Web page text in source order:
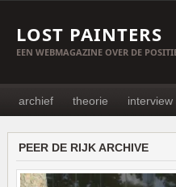
LOST PAINTERS
EEN WEBMAGAZINE OVER DE
archief theorie interview
PEER DE RIJK ARCHIVE